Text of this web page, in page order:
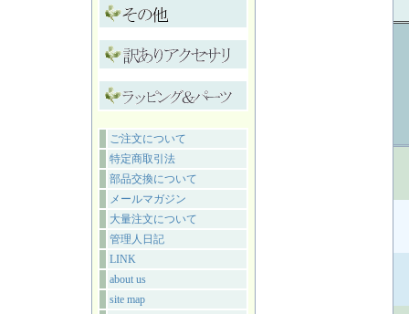
ご注文について
特定商取引法
部品交換について
メールマガジン
大量注文について
管理人日記
LINK
about us
site map